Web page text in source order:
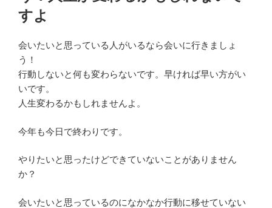
すよ
会いたいと思っている人がいるなら会いに行きましょ
う！
行動しないと何も変わらないです。早ければ早い方がい
いです。
人生変わるかもしれませんよ。
今年も今日で終わりです。
やりたいと思ったけどできていないことがありません
か？
会いたいと思っているのになかなか行動に移せていない